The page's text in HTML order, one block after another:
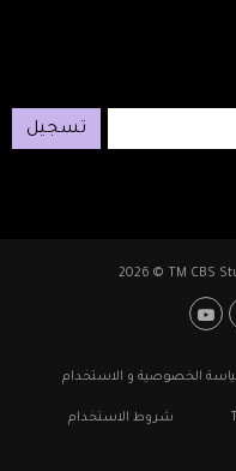
تسجيل
2026 © TM CBS
الخصوصية و الاستخدام
شروط الاستخدام